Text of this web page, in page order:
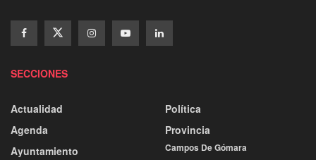
SECCIONES
Actualidad
Agenda
Ayuntamiento
Política
Provincia
Campos De Gómara